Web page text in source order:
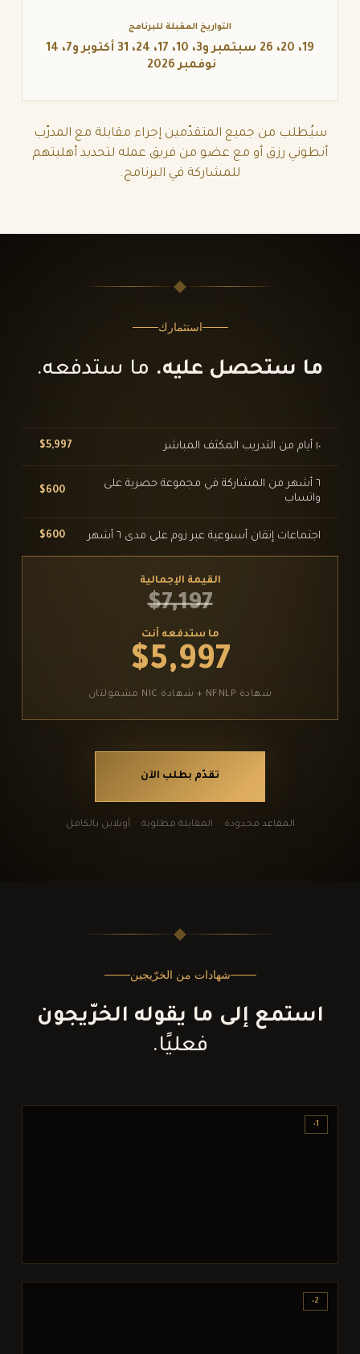
التواريخ المقبلة للبرنامج
19،‏ 20،‏ 26 سبتمبر و3،‏ 10،‏ 17،‏ 24،‏ 31 أكتوبر و7،‏ 14
نوفمبر 2026
سيُطلب من جميع المتقدّمين إجراء مقابلة مع المدرّب
أنطوني رزق أو مع عضو من فريق عمله لتحديد أهليتهم
للمشاركة في البرنامج.
استثمارك
ما ستحصل عليه. ما ستدفعه.
١٠ أيام من التدريب المكثف المباشر $5,997
٦ أشهر من المشاركة في مجموعة حصرية على
واتساب
$600
اجتماعات إتقان أسبوعية عبر زوم على مدى ٦ أشهر $600
القيمة الإجمالية
$7,197
ما ستدفعه أنت
$5,997
شهادة NFNLP + شهادة NIC مشمولتان
تقدّم بطلب الآن
المقاعد محدودة · المقابلة مطلوبة · أونلاين بالكامل
شهادات من الخرّيجين
استمع إلى ما يقوله الخرّيجون
فعليًا.
٠1
٠2